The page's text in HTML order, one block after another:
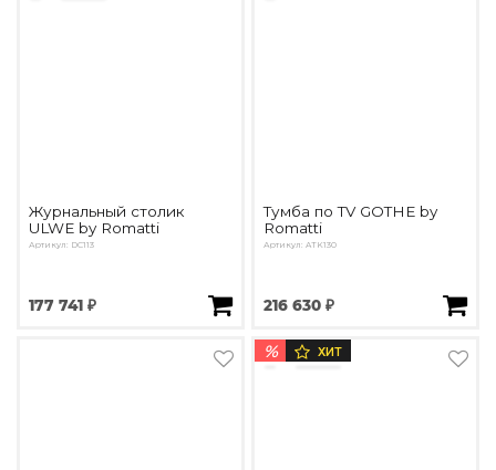
Журнальный столик
ULWE by Romatti
Артикул: DC113
177 741 ₽
Тумба по TV GOTHE by
Romatti
Артикул: ATK130
216 630 ₽
% ХИТ